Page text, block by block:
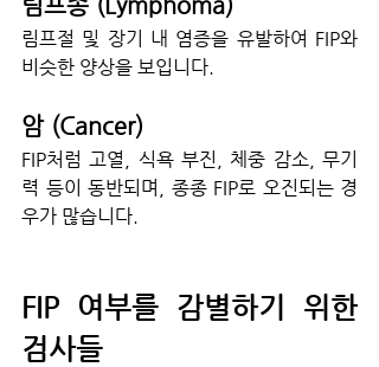
림프절 및 장기 내 염증을 유발하여 FIP와
비슷한 양상을 보입니다.
암 (Cancer)
FIP처럼 고열, 식욕 부진, 체중 감소, 무기
력 등이 동반되며, 종종 FIP로 오진되는 경
우가 많습니다.
FIP 여부를 감별하기 위한
검사들